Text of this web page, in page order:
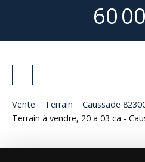
60
Vente Terrain
Caussade
Terrain à vendre, 20 a 03 ca -